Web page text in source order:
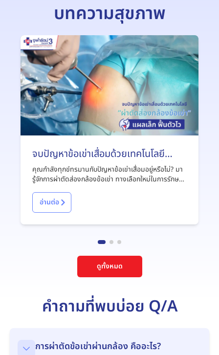
บทความสุขภาพ
จบปัญหาข้อเข่าเสื่อมด้วยเทคโนโลยี
“ผ่าตัดส่องกล้องข้อเข่า” แผลเล็ก ฟื้นตัว
ไว
คุณกำลังทุกข์ทรมานกับปัญหาข้อเข่าเสื่อมอยู่หรือไม่? มา
รู้จักการผ่าตัดส่องกล้องข้อเข่า ทางเลือกใหม่ในการรักษา
ชีวิตได้ดังเดิม
อ่านต่อ
ดูทั้งหมด
คำถามที่พบบ่อย Q/A
การผ่าตัดข้อเข่าผ่านกล้อง คืออะไร?